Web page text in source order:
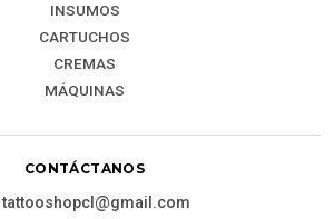
INSUMOS
CARTUCHOS
CREMAS
MÁQUINAS
CONTÁCTANOS
tattooshopcl@gmail.com